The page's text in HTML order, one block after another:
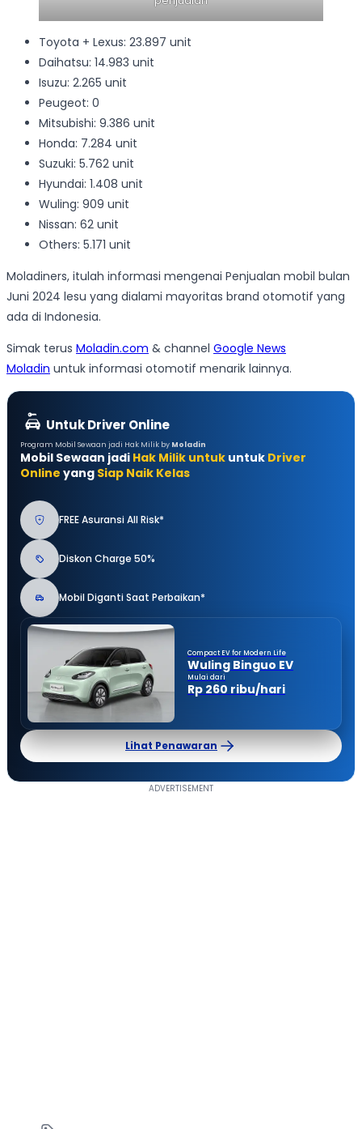
Toyota + Lexus: 23.897 unit
Daihatsu: 14.983 unit
Isuzu: 2.265 unit
Peugeot: 0
Mitsubishi: 9.386 unit
Honda: 7.284 unit
Suzuki: 5.762 unit
Hyundai: 1.408 unit
Wuling: 909 unit
Nissan: 62 unit
Others: 5.171 unit
Moladiners, itulah informasi mengenai Penjualan mobil bulan
Juni 2024 lesu yang dialami mayoritas brand otomotif yang
ada di Indonesia.
Simak terus Moladin.com & channel Google News
Moladin untuk informasi otomotif menarik lainnya.
Untuk Driver Online
Program Mobil Sewaan jadi Hak Milik by Moladin
Mobil Sewaan jadi Hak Milik untuk untuk Driver
Online yang Siap Naik Kelas
FREE Asuransi All Risk*
Diskon Charge 50%
Mobil Diganti Saat Perbaikan*
Compact EV for Modern Life
Wuling Binguo EV
Mulai dari
Rp 260 ribu/hari
Lihat Penawaran